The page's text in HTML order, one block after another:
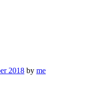
2018 by me